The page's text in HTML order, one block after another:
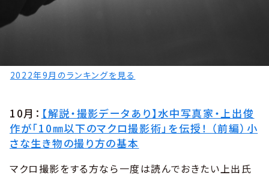
2022年9月のランキングを見る
10月： 【解説・撮影データあり】水中写真家・上出俊
作が「10㎜以下のマクロ撮影術」を伝授！ （前編）小
さな生き物の撮り方の基本
マクロ撮影をする方なら一度は読んでおきたい上出氏